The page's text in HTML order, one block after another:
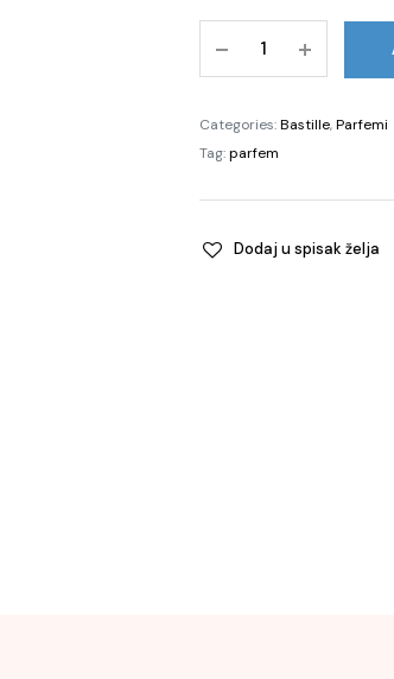
Nuit,
quantity
Categories:Bastille,Parfemi
Tag:parfem
Dodaj u spisak želja